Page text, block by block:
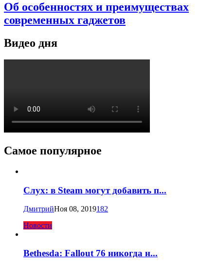
Об особенностях и преимуществах
современных гаджетов
Видео дня
Самое популярное
Слух: в Steam могут добавить п...
ДмитрийНоя 08, 2019182
Новости
Bethesda: Fallout 76 никогда н...